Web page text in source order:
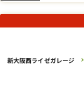
新大阪西ライゼガレージ